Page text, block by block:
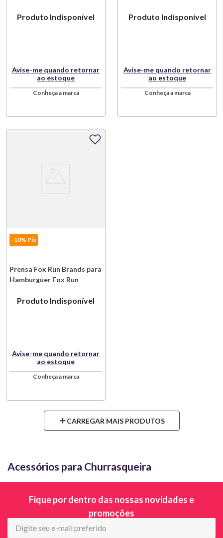
Produto Indisponível
Avise-me quando retornar
ao estoque
Conheça a marca
Produto Indisponível
Avise-me quando retornar
ao estoque
Conheça a marca
-10% Pix
Prensa Fox Run Brands para
Hamburguer Fox Run
Produto Indisponível
Avise-me quando retornar
ao estoque
Conheça a marca
Acessórios para Churrasqueira
Fique por dentro das nossas novidades e
promoções